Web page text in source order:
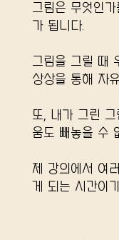
그림은 무엇인
가 됩니다.
그림을 그릴 때
상상을 통해 자
또, 내가 그린
움도 빼놓을 수
제 강의에서 여
게 되는 시간이